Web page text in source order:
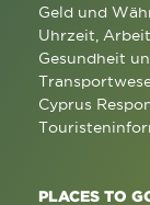
Geld und
Uhrzeit,
Gesundheit
Cyprus
PLACES TO